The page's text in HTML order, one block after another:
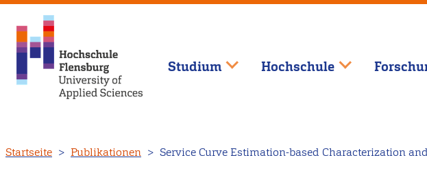
zum
Studium Hochschule
Startseite Publikationen Service Curve Estimation-based Characterization